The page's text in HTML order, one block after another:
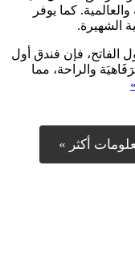
كما يوفر
الشهيرة.
فإن فندق أول
والراحة، مما
أكثر »